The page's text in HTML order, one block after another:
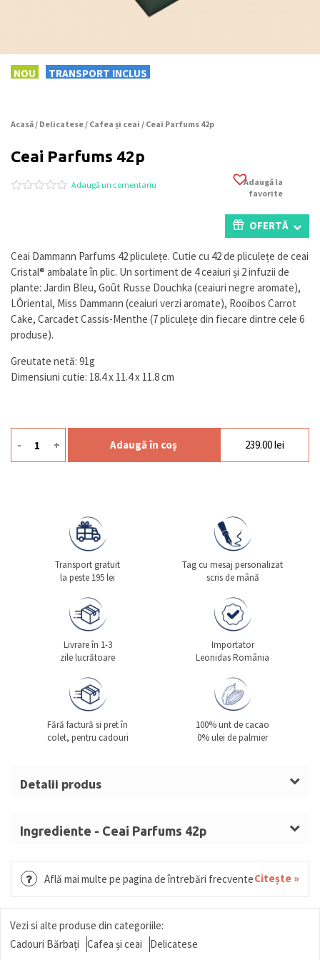
NOU TRANSPORT INCLUS
Acasă/ Delicatese/ Cafea și ceai / Ceai Parfums 42p
Ceai Parfums 42p
pe
a
evaluări
de
la
clienți
Adaugă un comentariu
Adaugă la
favorite
OFERTĂ
Ceai Dammann Parfums 42 pliculețe. Cutie cu 42 de pliculețe de ceai
Cristal® ambalate în plic. Un sortiment de 4 ceaiuri și 2 infuzii de
plante: Jardin Bleu, Goût Russe Douchka (ceaiuri negre aromate),
LÔriental, Miss Dammann (ceaiuri verzi aromate), Rooibos Carrot
Cake, Carcadet Cassis-Menthe (7 pliculețe din fiecare dintre cele 6
produse).
Greutate netă: 91g
Dimensiuni cutie: 18.4 x 11.4 x 11.8 cm
Cantitate Ceai Parfums 42p
- + Adaugă în coș 239.00lei
Transport gratuit
la peste 195 lei
Tag cu mesaj personalizat
scris de mână
Livrare în 1-3
zile lucrătoare
Importator
Leonidas România
Fără factură si pret în
colet, pentru cadouri
100% unt de cacao
0% ulei de palmier
Detalii produs
Tip produs: patru ceaiuri și două infuzii de plante
7 pliculețe din fiecare aromă)
Tip cutie: cutie carton dur, verde închis/ olive, cu
Dimensiuni cutie: 18.4 x 11.4 x 11.8 cm
Arome:
Ingrediente - Ceai Parfums 42p
(rubarbă, căpșună sălbatică, căpșună), petale de flori
lămâie)
L’Oriental: Ceai verde (Camellia sinensis), arome
Află mai multe pe pagina de întrebări frecventeCitește »
Vezi si alte produse din categoriile:
Cadouri Bărbați
Cafea și ceai Delicatese